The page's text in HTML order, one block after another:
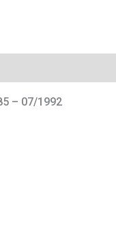
– 07/1992